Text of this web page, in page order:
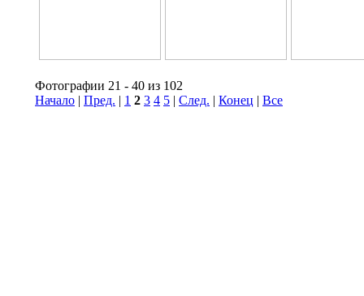
Фотографии 21 - 40 из 102
Начало | Пред. | 1 2 3 4 5 | След. | Конец | Все